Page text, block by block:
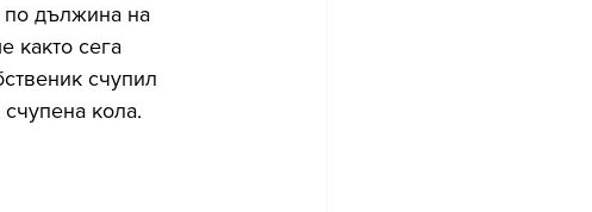
по дължина на
както сега
счупил
кола.